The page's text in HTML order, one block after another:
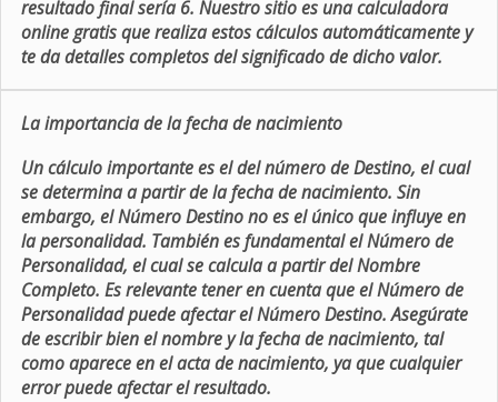
resultado final sería 6. Nuestro sitio es una calculadora
online gratis que realiza estos cálculos automáticamente y
te da detalles completos del significado de dicho valor.
La importancia de la fecha de nacimiento
Un cálculo importante es el del número de Destino, el cual
se determina a partir de la fecha de nacimiento. Sin
embargo, el Número Destino no es el único que influye en
la personalidad. También es fundamental el Número de
Personalidad, el cual se calcula a partir del Nombre
Completo. Es relevante tener en cuenta que el Número de
Personalidad puede afectar el Número Destino. Asegúrate
de escribir bien el nombre y la fecha de nacimiento, tal
como aparece en el acta de nacimiento, ya que cualquier
error puede afectar el resultado.